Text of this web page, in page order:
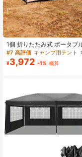
1個 折りたたみ式 ポータブ
プテント、簡単な設置と分
性、防水、防蚊、コンパク
イズ、持ち運びに便利、2-
ングに適しています
#7 高評価 キャンプ用テント
¥3,972 -1% 概算